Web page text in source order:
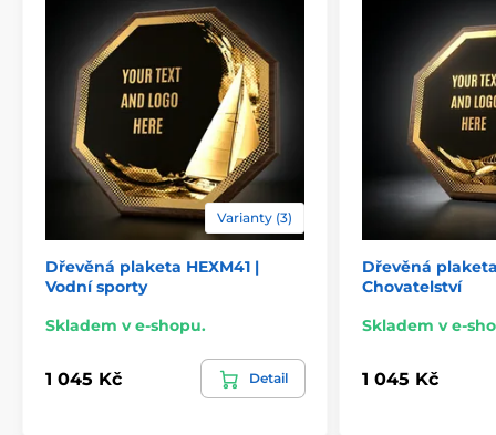
Varianty (3)
Dřevěná plaketa HEXM41 |
Vodní sporty
Skladem v e-shopu.
1 045 Kč Detail
Dřevěná
Chovatelství
Skladem v e-
1 045 Kč